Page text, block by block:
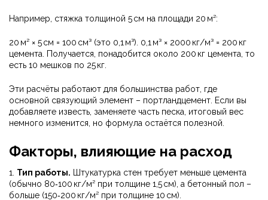
Например, стяжка толщиной 5 см на площади 20 м²:
20 м² × 5 см = 100 см³ (это 0,1 м³). 0,1 м³ × 2000 кг/м³ = 200 кг
цемента. Получается, понадобится около 200 кг цемента, то
есть 10 мешков по 25 кг.
Эти расчёты работают для большинства работ, где
основной связующий элемент – портландцемент. Если вы
добавляете известь, заменяете часть песка, итоговый вес
немного изменится, но формула остаётся полезной.
Факторы, влияющие на расход
1. Тип работы. Штукатурка стен требует меньше цемента
(обычно 80‑100 кг/м² при толщине 1,5 см), а бетонный пол –
больше (150‑200 кг/м² при толщине 10 см).